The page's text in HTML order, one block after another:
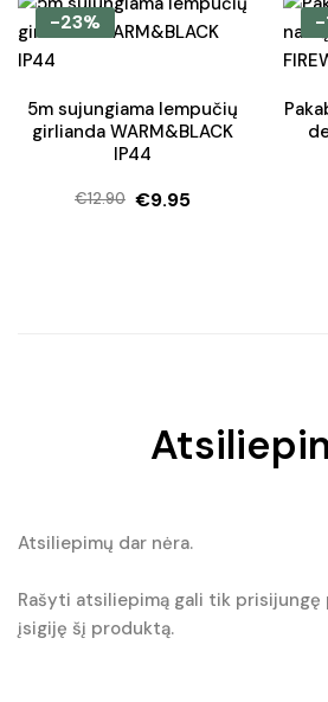
was:
€3.20.
is:
€2.50.
-23%
5m sujungiama lempučių
girlianda WARM&BLACK
IP44
€12.90
Original
€9.95
Current
-
Atsiliepimų dar nėra.
Rašyti atsiliepimą gali tik prisijungę
įsigiję šį produktą.